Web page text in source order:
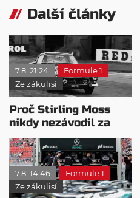
Další články
7.8. 21:24
Formule 1
Ze zákulisí
Proč Stirling Moss
nikdy nezávodil za
Ferrariho
7.8. 14:46
Formule 1
Ze zákulisí